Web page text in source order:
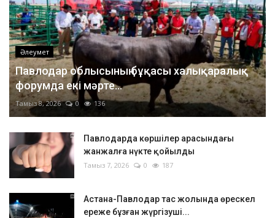
Әлеумет
Павлодар облысының бұқасы халықаралық
форумда екі мәрте...
Тамыз 8, 2026 0 136
Павлодарда көршілер арасындағы
жанжалға нүкте қойылды
Тамыз 7, 2026 0 187
Астана-Павлодар тас жолында өрескел
ереже бұзған жүргізуші...